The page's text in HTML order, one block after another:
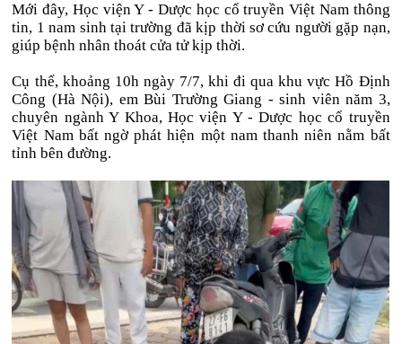
Mới đây, Học viện Y - Dược học cổ truyền Việt Nam thông
tin, 1 nam sinh tại trường đã kịp thời sơ cứu người gặp nạn,
giúp bệnh nhân thoát cửa tử kịp thời.
Cụ thể, khoảng 10h ngày 7/7, khi đi qua khu vực Hồ Định
Công (Hà Nội), em Bùi Trường Giang - sinh viên năm 3,
chuyên ngành Y Khoa, Học viện Y - Dược học cổ truyền
Việt Nam bất ngờ phát hiện một nam thanh niên nằm bất
tỉnh bên đường.